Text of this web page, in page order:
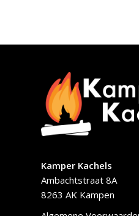
Kamper Kachels
Ambachtstraat 8A
8263 AK Kampen